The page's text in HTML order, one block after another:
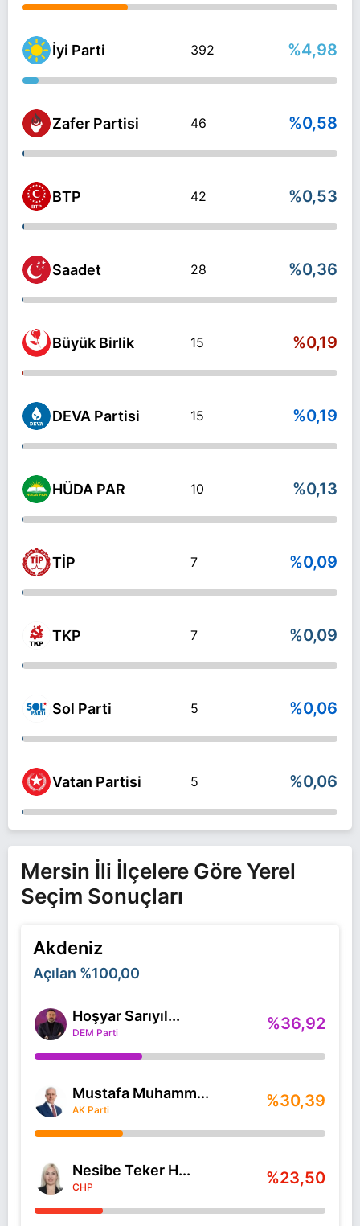
İyi Parti 392 %4,98
Zafer Partisi 46 %0,58
BTP 42 %0,53
Saadet 28 %0,36
Büyük Birlik 15 %0,19
DEVA Partisi 15 %0,19
HÜDA PAR 10 %0,13
TİP 7 %0,09
TKP 7 %0,09
Sol Parti 5 %0,06
Vatan Partisi 5 %0,06
Mersin İli İlçelere Göre Yerel
Seçim Sonuçları
Akdeniz
Açılan %100,00
Hoşyar Sarıyıl...
DEM Parti %36,92
Mustafa Muhamm...
AK Parti %30,39
Nesibe Teker H...
CHP %23,50